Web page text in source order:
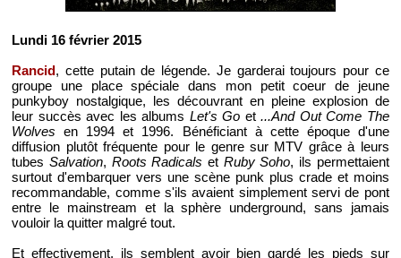
Lundi 16 février 2015
Rancid, cette putain de légende. Je garderai toujours pour ce
groupe une place spéciale dans mon petit coeur de jeune
punkyboy nostalgique, les découvrant en pleine explosion de
leur succès avec les albums Let's Go et...And Out Come The
Wolves en 1994 et 1996. Bénéficiant à cette époque d'une
diffusion plutôt fréquente pour le genre sur MTV grâce à leurs
tubesSalvation, Roots Radicals et Ruby Soho, ils permettaient
surtout d'embarquer vers une scène punk plus crade et moins
recommandable, comme s'ils avaient simplement servi de pont
entre le mainstream et la sphère underground, sans jamais
vouloir la quitter malgré tout.
Et effectivement, ils semblent avoir bien gardé les pieds sur